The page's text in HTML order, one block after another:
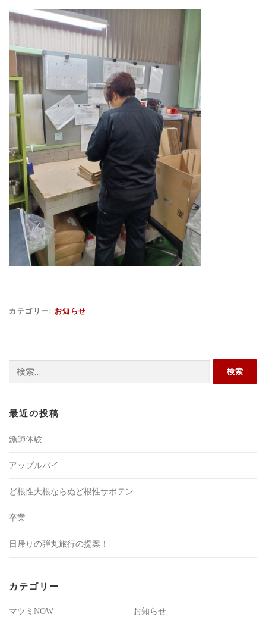
カテゴリー: お知らせ
索:
最近の投稿
漁師体験
アップルパイ
ど根性大根ならぬど根性サボテン
卒業
日帰りの弾丸旅行の提案！
カテゴリー
マツミNOW お知らせ